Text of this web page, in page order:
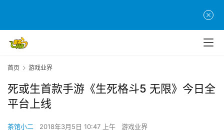
首页 游戏业界
死或生首款手游《生死格斗5 无限》今日全
平台上线
茶馆小二 2018年3月5日 10:47 上午 游戏业界